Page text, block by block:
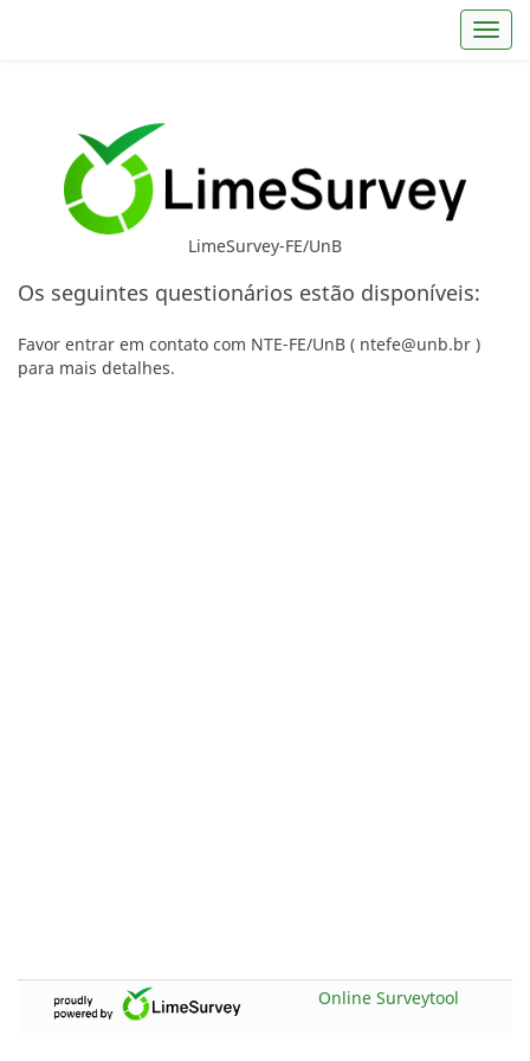
LimeSurvey-FE/UnB
Os seguintes questionários estão disponíveis:
Favor entrar em contato com NTE-FE/UnB ( ntefe@unb.br )
para mais detalhes.
Online Surveytool